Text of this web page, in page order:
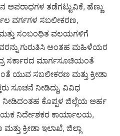
ತಡೆಗಟ್ಟುವಿಕೆ, ಹೆಣ್ಣು
ವರ್ಗಗಳ ಸಬಲೀಕರಣ,
ಸಂಬಂಧಿತ ವಲಯಗಳಿಗೆ
ಗುರುತಿಸಿ ಅಂತಹ ಮಹಿಳೆಯರ
ಸರ್ಕಾರದ ಮಾರ್ಗಸೂಚಿಯಂತೆ
ಯುವ ಸಬಲೀಕರಣ ಮತ್ತು ಕ್ರೀಡಾ
ಸೂಚನೆ ನೀಡಿದ್ದು, ವಿವಿಧ
ನೀಡಿದಂತಹ ಕೊಪ್ಪಳ ಜಿಲ್ಲೆಯ ಅರ್ಹ
ನಿರ್ದೇಶಕರ ಕಾರ್ಯಾಲಯ,
ಕ್ರೀಡಾ ಇಲಾಖೆ, ಜಿಲ್ಲಾ